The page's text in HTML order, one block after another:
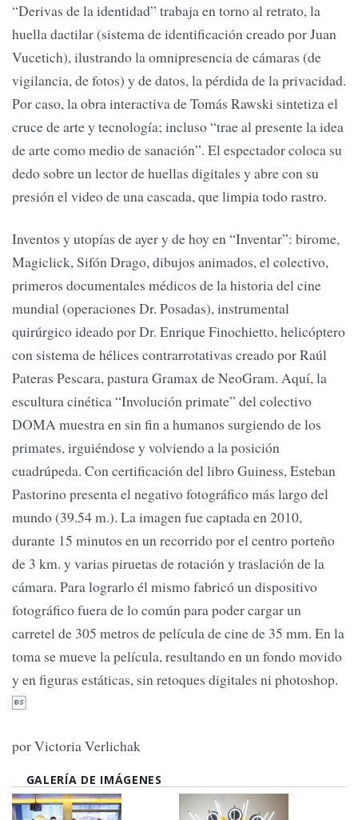
“Derivas de la identidad” trabaja en torno al retrato, la
huella dactilar (sistema de identificación creado por Juan
Vucetich), ilustrando la omnipresencia de cámaras (de
vigilancia, de fotos) y de datos, la pérdida de la privacidad.
Por caso, la obra interactiva de Tomás Rawski sintetiza el
cruce de arte y tecnología; incluso “trae al presente la idea
de arte como medio de sanación”. El espectador coloca su
dedo sobre un lector de huellas digitales y abre con su
presión el video de una cascada, que limpia todo rastro.
Inventos y utopías de ayer y de hoy en “Inventar”: birome,
Magiclick, Sifón Drago, dibujos animados, el colectivo,
primeros documentales médicos de la historia del cine
mundial (operaciones Dr. Posadas), instrumental
quirúrgico ideado por Dr. Enrique Finochietto, helicóptero
con sistema de hélices contrarrotativas creado por Raúl
Pateras Pescara, pastura Gramax de NeoGram. Aquí, la
escultura cinética “Involución primate” del colectivo
DOMA muestra en sin fin a humanos surgiendo de los
primates, irguiéndose y volviendo a la posición
cuadrúpeda. Con certificación del libro Guiness, Esteban
Pastorino presenta el negativo fotográfico más largo del
mundo (39.54 m.). La imagen fue captada en 2010,
durante 15 minutos en un recorrido por el centro porteño
de 3 km. y varias piruetas de rotación y traslación de la
cámara. Para lograrlo él mismo fabricó un dispositivo
fotográfico fuera de lo común para poder cargar un
carretel de 305 metros de película de cine de 35 mm. En la
toma se mueve la película, resultando en un fondo movido
y en figuras estáticas, sin retoques digitales ni photoshop.

por Victoria Verlichak
GALERÍA DE IMÁGENES